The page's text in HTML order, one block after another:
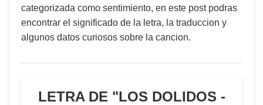
categorizada como sentimiento, en este post podras
encontrar el significado de la letra, la traduccion y
algunos datos curiosos sobre la cancion.
LETRA DE "LOS DOLIDOS -